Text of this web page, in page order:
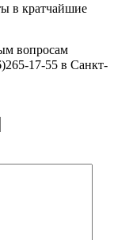
в кратчайшие
вопросам
17-55 в Санкт-